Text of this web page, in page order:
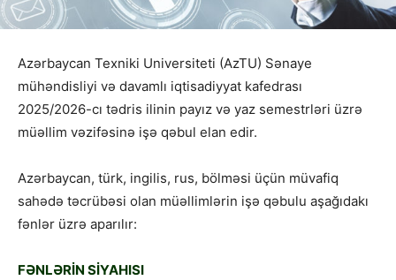
Azərbaycan Texniki Universiteti (AzTU) Sənaye
mühəndisliyi və davamlı iqtisadiyyat kafedrası
2025/2026-cı tədris ilinin payız və yaz semestrləri üzrə
müəllim vəzifəsinə işə qəbul elan edir.
Azərbaycan, türk, ingilis, rus, bölməsi üçün müvafiq
sahədə təcrübəsi olan müəllimlərin işə qəbulu aşağıdakı
fənlər üzrə aparılır:
FƏNLƏRİN SİYAHISI